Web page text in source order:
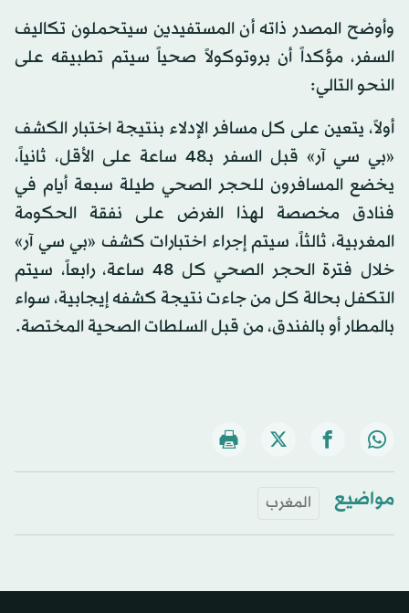
وأوضح المصدر ذاته أن المستفيدين سيتحملون تكاليف
السفر، مؤكداً أن بروتوكولاً صحياً سيتم تطبيقه على
النحو التالي:
أولاً، يتعين على كل مسافر الإدلاء بنتيجة اختبار الكشف
«بي سي آر» قبل السفر بـ48 ساعة على الأقل، ثانياً،
يخضع المسافرون للحجر الصحي طيلة سبعة أيام في
فنادق مخصصة لهذا الغرض على نفقة الحكومة
المغربية، ثالثاً، سيتم إجراء اختبارات كشف «بي سي آر»
خلال فترة الحجر الصحي كل 48 ساعة، رابعاً، سيتم
التكفل بحالة كل من جاءت نتيجة كشفه إيجابية، سواء
بالمطار أو بالفندق، من قبل السلطات الصحية المختصة.
مواضيع المغرب